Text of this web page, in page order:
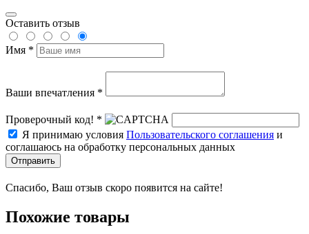
Оставить отзыв
Имя *
Ваши впечатления *
Проверочный код! *
Я принимаю условия Пользовательского соглашения и
соглашаюсь на обработку персональных данных
Отправить
Спасибо, Ваш отзыв скоро появится на сайте!
Похожие товары